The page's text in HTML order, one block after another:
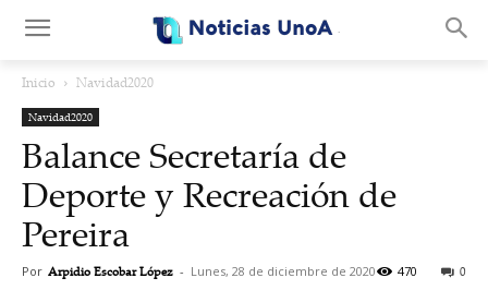
Inicio Navidad2020
Navidad2020
Balance Secretaría de
Deporte y Recreación de
Pereira
Por Arpidio Escobar López - Lunes, 28 de diciembre de 2020 0
470